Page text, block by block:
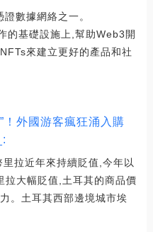
數據網絡之一。
的基礎設施上,幫助Web3開
來建立更好的產品和社
！外國游客瘋狂涌入購
近年來持續貶值,今年以
拉大幅貶值,土耳其的商品價
。土耳其西部邊境城市埃